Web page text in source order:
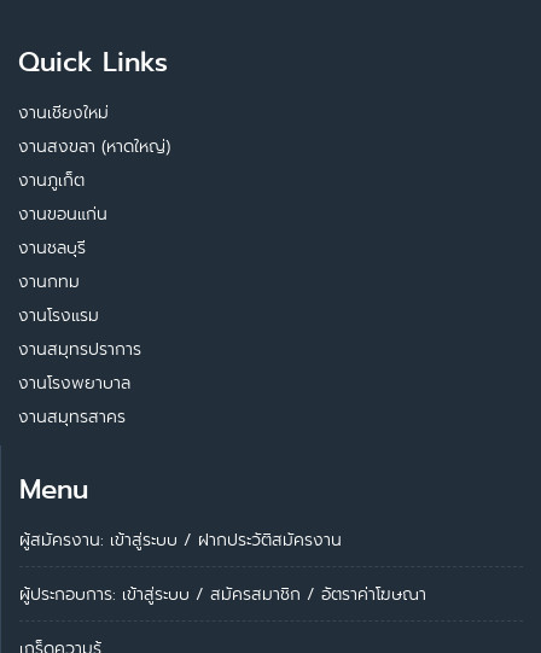
Quick Links
งานเชียงใหม่
งานสงขลา (หาดใหญ่)
งานภูเก็ต
งานขอนแก่น
งานชลบุรี
งานกทม
งานโรงแรม
งานสมุทรปราการ
งานโรงพยาบาล
งานสมุทรสาคร
Menu
ผู้สมัครงาน: เข้าสู่ระบบ / ฝากประวัติสมัครงาน
ผู้ประกอบการ: เข้าสู่ระบบ / สมัครสมาชิก / อัตราค่าโฆษณา
เกร็ดความรู้